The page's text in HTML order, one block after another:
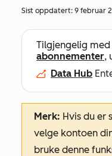
Sist oppdatert: 9 februar
Tilgjengelig
abonnementer,
Data Hub
Merk: Hvis du er
velge kontoen
bruke denne